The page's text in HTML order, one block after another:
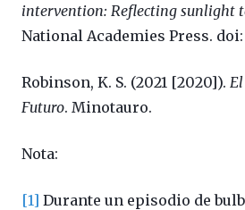
intervention: Reflecting sunlight
National Academies Press. doi:
Robinson, K. S. (2021 [2020]).
Futuro. Minotauro.
Nota:
[1] Durante un episodio de